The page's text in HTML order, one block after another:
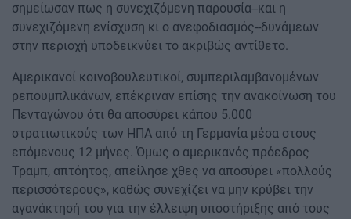
σημείωσαν πως η συνεχιζόμενη παρουσία--και η
συνεχιζόμενη ενίσχυση κι ο ανεφοδιασμός--δυνάμεων
στην περιοχή υποδεικνύει το ακριβώς αντίθετο.
Αμερικανοί κοινοβουλευτικοί, συμπεριλαμβανομένων
ρεπουμπλικάνων, επέκριναν επίσης την ανακοίνωση του
Πενταγώνου ότι θα αποσύρει κάπου 5.000
στρατιωτικούς των ΗΠΑ από τη Γερμανία μέσα στους
επόμενους 12 μήνες. Όμως ο αμερικανός πρόεδρος
Τραμπ, απτόητος, απείλησε χθες να αποσύρει «πολλούς
περισσότερους», καθώς συνεχίζει να μην κρύβει την
αγανάκτησή του για την έλλειψη υποστήριξης από τους